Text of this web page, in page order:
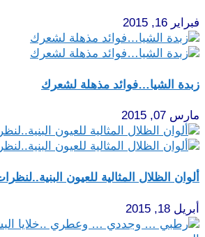
فبراير 16, 2015
زبدة الشيا…فوائد مذهلة لشعرك
مارس 07, 2015
ألوان الظلال المثالية للعيون
أبريل 18, 2015